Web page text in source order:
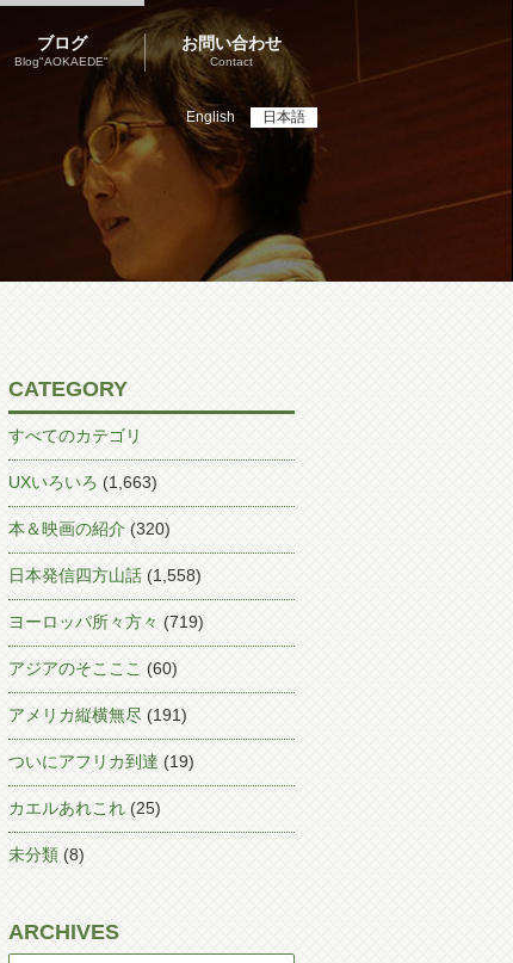
English 日本語
ブログ
Blog"AOKAEDE"
お問い合わせ
Contact
CATEGORY
すべてのカテゴリ
UXいろいろ (1,663)
本＆映画の紹介 (320)
日本発信四方山話 (1,558)
ヨーロッパ所々方々 (719)
アジアのそこここ (60)
アメリカ縦横無尽 (191)
ついにアフリカ到達 (19)
カエルあれこれ (25)
未分類 (8)
ARCHIVES